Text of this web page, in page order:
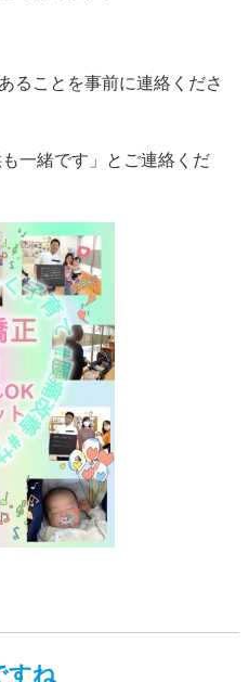
ることを事前に連絡くださ
一緒です」とご連絡くだ
すね